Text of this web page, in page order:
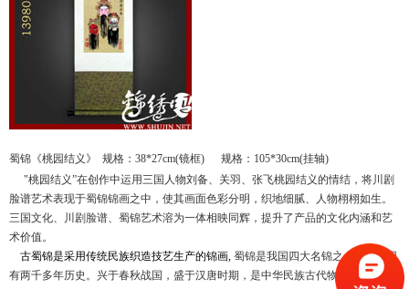
蜀锦 《桃园结义 》 规格： 38*27cm(镜框) 规格： 105*30cm(挂轴)
"桃园结义”在创作中运用三国人物刘备、关羽、张飞桃园结义的情结，将川剧
脸谱艺术表现于蜀锦锦画之中，使其画面色彩分明，织地细腻、人物栩栩如生。
三国文化、川剧脸谱、蜀锦艺术溶为一体相映同辉，提升了产品的文化内涵和艺
术价值。
古蜀锦是采用传统民族织造技艺生产的锦画, 蜀锦是我国四大名锦之一，距今已
有两千多年历史。兴于春秋战国，盛于汉唐时期，是中华民族古代物质文明中的